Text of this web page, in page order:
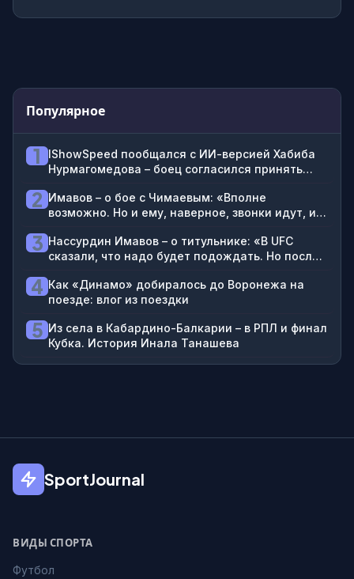
Популярное
1
IShowSpeed пообщался с ИИ-версией Хабиба
Нурмагомедова – боец согласился принять
2 Имавов – о бое с Чимаевым: «Вполне
возможно. Но и ему, наверное, звонки идут, и
3 Нассурдин Имавов – о титульнике: «В UFC
сказали, что надо будет подождать. Но после
за пояс»
4 Как «Динамо» добиралось до Воронежа на
поезде: влог из поездки
5 Из села в Кабардино-Балкарии – в РПЛ и финал
Кубка. История Инала Танашева
SportJournal
ВИДЫ СПОРТА
Футбол